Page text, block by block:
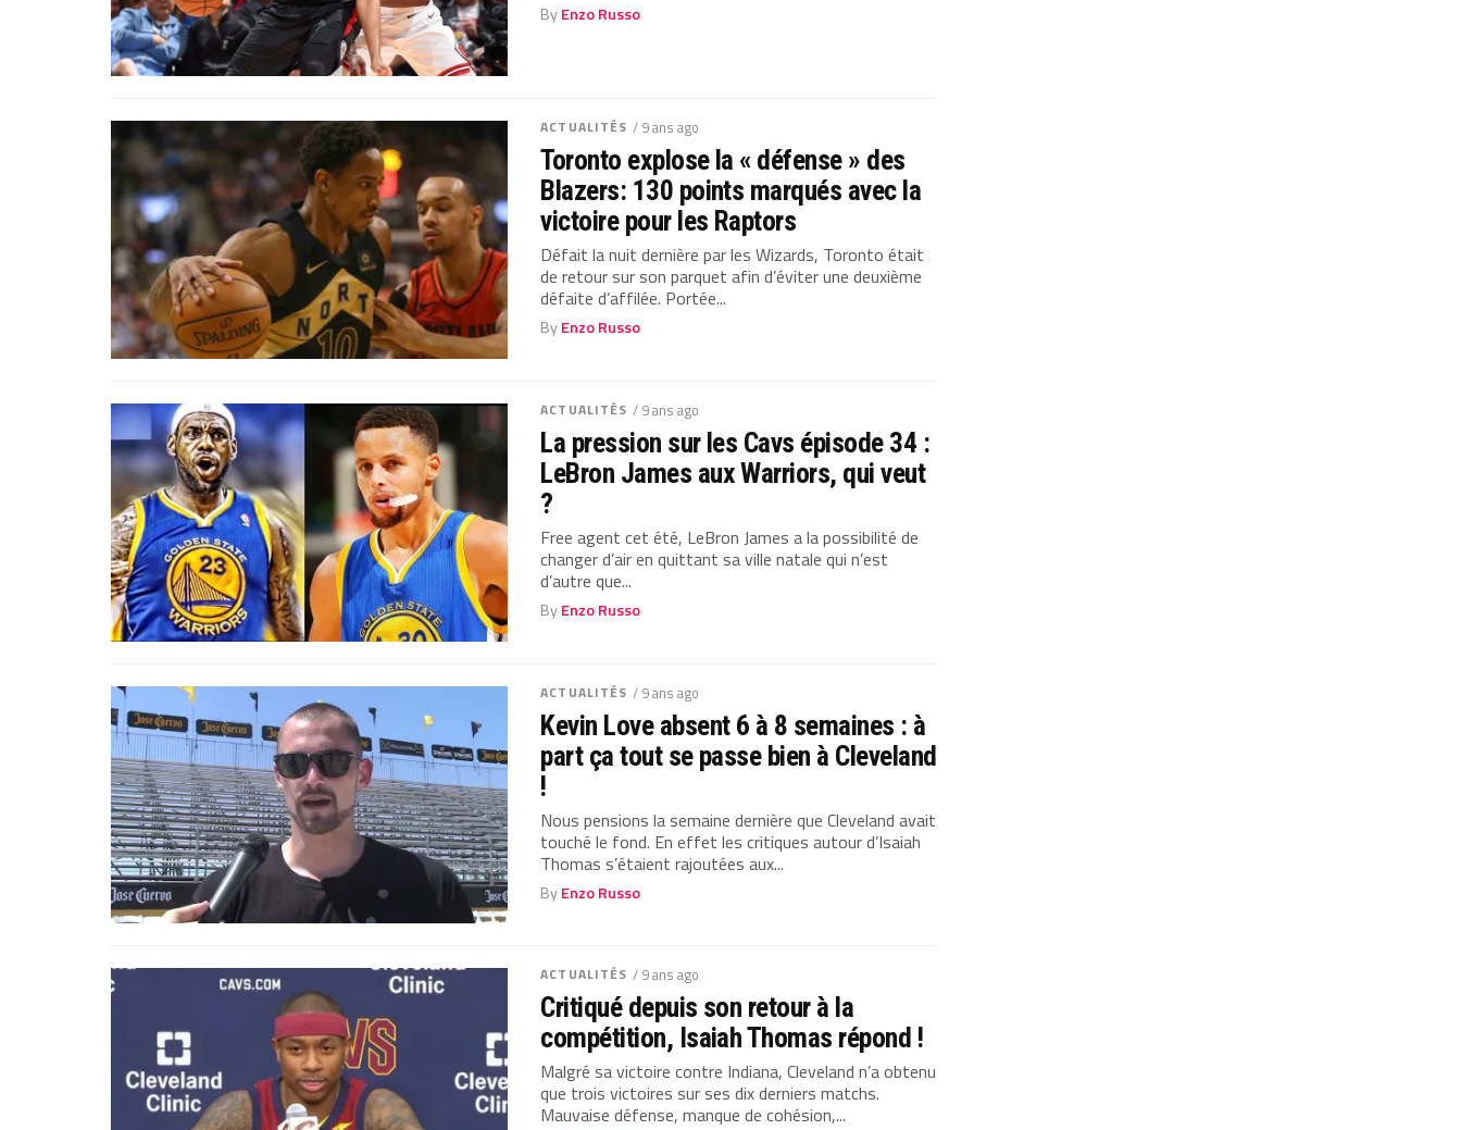
ByEnzo Russo
ACTUALITÉS / 9 ans ago
Toronto explose la « défense » des
Blazers: 130 points marqués avec la
victoire pour les Raptors
Défait la nuit dernière par les Wizards, Toronto était
de retour sur son parquet afin d’éviter une deuxième
défaite d’affilée. Portée...
ByEnzo Russo
ACTUALITÉS / 9 ans ago
La pression sur les Cavs épisode 34 :
LeBron James aux Warriors, qui veut
?
Free agent cet été, LeBron James a la possibilité de
changer d’air en quittant sa ville natale qui n’est
d’autre que...
ByEnzo Russo
ACTUALITÉS / 9 ans ago
Kevin Love absent 6 à 8 semaines : à
part ça tout se passe bien à Cleveland
!
Nous pensions la semaine dernière que Cleveland avait
touché le fond. En effet les critiques autour d’Isaiah
Thomas s’étaient rajoutées aux...
ByEnzo Russo
ACTUALITÉS / 9 ans ago
Critiqué depuis son retour à la
compétition, Isaiah Thomas répond !
Malgré sa victoire contre Indiana, Cleveland n’a obtenu
que trois victoires sur ses dix derniers matchs.
Mauvaise défense, manque de cohésion,...